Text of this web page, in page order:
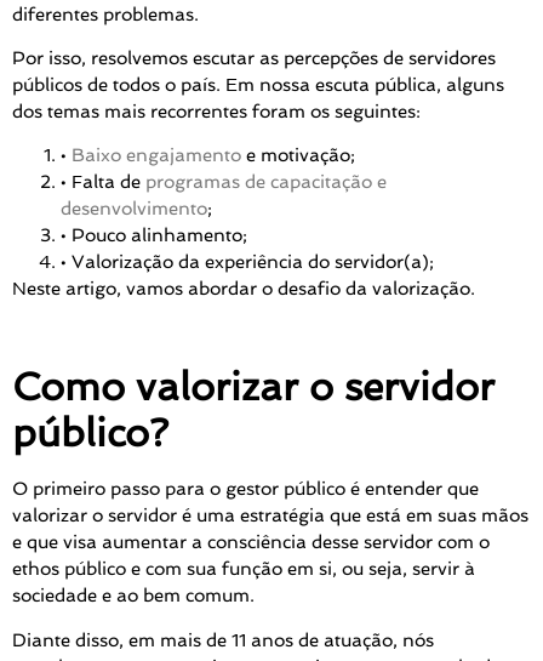
diferentes problemas.
Por isso, resolvemos escutar as percepções de servidores
públicos de todos o país. Em nossa escuta pública, alguns
dos temas mais recorrentes foram os seguintes:
• Baixo engajamento e motivação;
• Falta de programas de capacitação e
desenvolvimento;
• Pouco alinhamento;
• Valorização da experiência do servidor(a);
Neste artigo, vamos abordar o desafio da valorização.
Como valorizar o servidor
público?
O primeiro passo para o gestor público é entender que
valorizar o servidor é uma estratégia que está em suas mãos
e que visa aumentar a consciência desse servidor com o
ethos público e com sua função em si, ou seja, servir à
sociedade e ao bem comum.
Diante disso, em mais de 11 anos de atuação, nós